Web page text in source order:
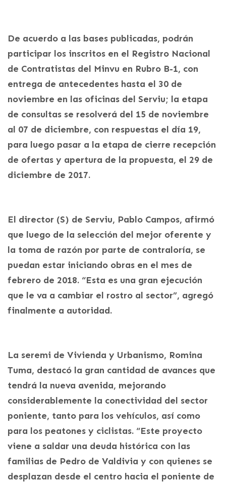
De acuerdo a las bases publicadas, podrán
participar los inscritos en el Registro Nacional
de Contratistas del Minvu en Rubro B-1, con
entrega de antecedentes hasta el 30 de
noviembre en las oficinas del Serviu; la etapa
de consultas se resolverá del 15 de noviembre
al 07 de diciembre, con respuestas el día 19,
para luego pasar a la etapa de cierre recepción
de ofertas y apertura de la propuesta, el 29 de
diciembre de 2017.
El director (S) de Serviu, Pablo Campos, afirmó
que luego de la selección del mejor oferente y
la toma de razón por parte de contraloría, se
puedan estar iniciando obras en el mes de
febrero de 2018. “Esta es una gran ejecución
que le va a cambiar el rostro al sector”, agregó
finalmente a autoridad.
La seremi de Vivienda y Urbanismo, Romina
Tuma, destacó la gran cantidad de avances que
tendrá la nueva avenida, mejorando
considerablemente la conectividad del sector
poniente, tanto para los vehículos, así como
para los peatones y ciclistas. “Este proyecto
viene a saldar una deuda histórica con las
familias de Pedro de Valdivia y con quienes se
desplazan desde el centro hacia el poniente de